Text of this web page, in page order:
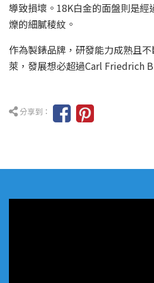
導致損壞。18K白金的面盤則是經
爍的細膩稜紋。
作為製錶品牌，研發能力成熟且
萊，發展想必超過Carl Friedrich
分享到：